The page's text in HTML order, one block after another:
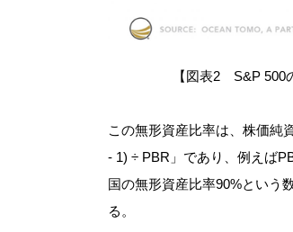
【図表2 S&P 500
この無形資産比率は、株価純
- 1) ÷ PBR」であり、例えば
国の無形資産比率90%という
る。